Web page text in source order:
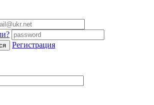
Регистрация